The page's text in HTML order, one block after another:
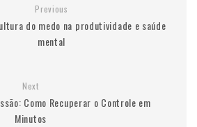
Previous
do medo na produtividade e saúde
mental
Next
Como Recuperar o Controle em
Minutos